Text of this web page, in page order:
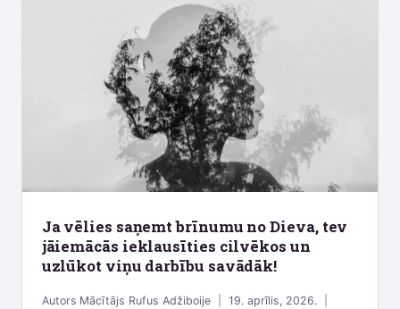
Ja vēlies saņemt brīnumu no Dieva, tev
jāiemācās ieklausīties cilvēkos un
uzlūkot viņu darbību savādāk!
Autors Mācītājs Rufus Adžiboije
19. aprīlis, 2026.